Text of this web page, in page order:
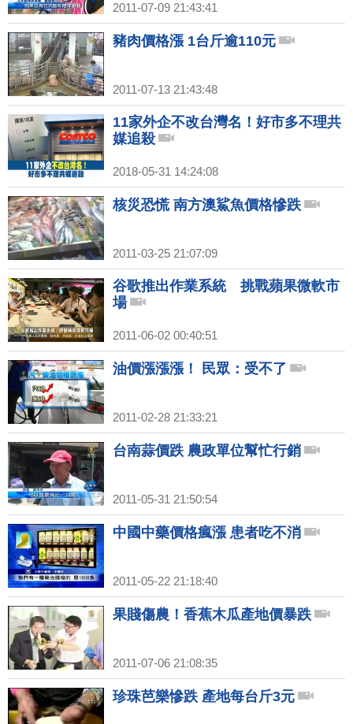
2011-07-09 21:43:41
豬肉價格漲 1台斤逾110元
2011-07-13 21:43:48
11家外企不改台灣名！好市多不理共
媒追殺
2018-05-31 14:24:08
核災恐慌 南方澳鯊魚價格慘跌
2011-03-25 21:07:09
谷歌推出作業系統 挑戰蘋果微軟市
場
2011-06-02 00:40:51
油價漲漲漲！ 民眾：受不了
2011-02-28 21:33:21
台南蒜價跌 農政單位幫忙行銷
2011-05-31 21:50:54
中國中藥價格瘋漲 患者吃不消
2011-05-22 21:18:40
果賤傷農！香蕉木瓜產地價暴跌
2011-07-06 21:08:35
珍珠芭樂慘跌 產地每台斤3元